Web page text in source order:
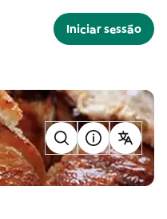
Iniciar sessão